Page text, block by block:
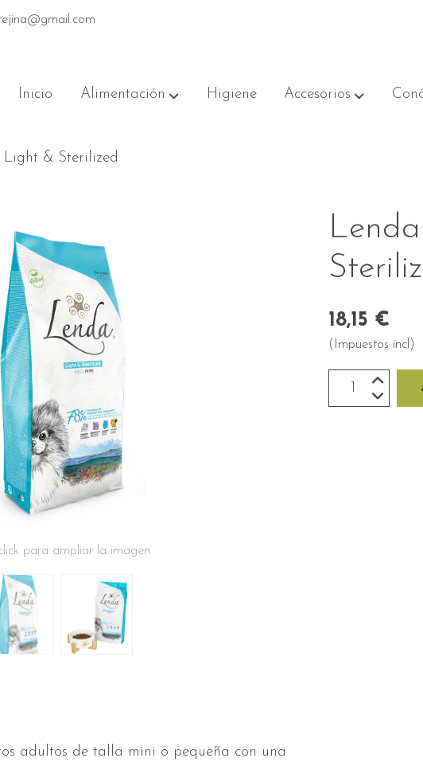
Inicio Alimentación Higiene Accesorios
& Sterilized
para ampliar la imagen
adultos de talla mini o pequeña con una
18,15 €
(Impuestos incl)